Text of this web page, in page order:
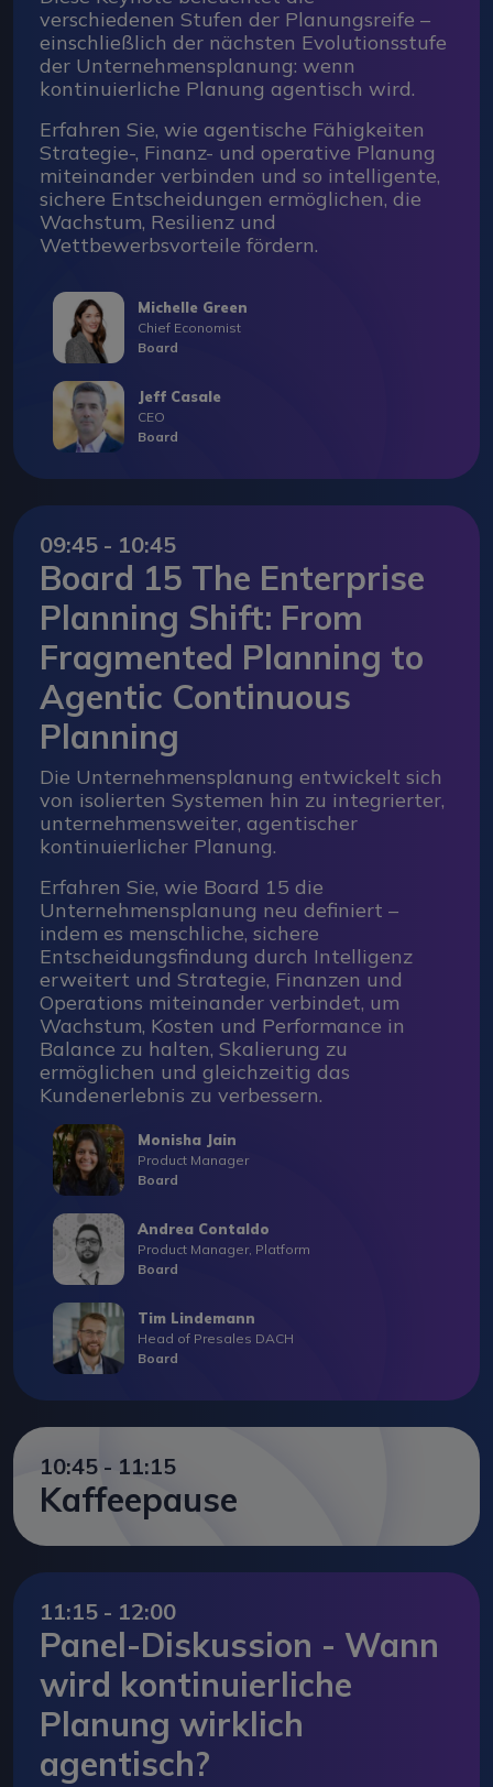
verschiedenen Stufen der Planungsreife –
einschließlich der nächsten Evolutionsstufe
der Unternehmensplanung: wenn
kontinuierliche Planung agentisch wird.
Erfahren Sie, wie agentische Fähigkeiten
Strategie-, Finanz- und operative Planung
miteinander verbinden und so intelligente,
sichere Entscheidungen ermöglichen, die
Wachstum, Resilienz und
Wettbewerbsvorteile fördern.
Michelle Green
Chief Economist
Board
Jeff Casale
CEO
Board
09:45 - 10:45
Board 15 The Enterprise
Planning Shift: From
Fragmented Planning to
Agentic Continuous
Planning
Die Unternehmensplanung entwickelt sich
von isolierten Systemen hin zu integrierter,
unternehmensweiter, agentischer
kontinuierlicher Planung.
Erfahren Sie, wie Board 15 die
Unternehmensplanung neu definiert –
indem es menschliche, sichere
Entscheidungsfindung durch Intelligenz
erweitert und Strategie, Finanzen und
Operations miteinander verbindet, um
Wachstum, Kosten und Performance in
Balance zu halten, Skalierung zu
ermöglichen und gleichzeitig das
Kundenerlebnis zu verbessern.
Monisha Jain
Product Manager
Board
Andrea Contaldo
Product Manager, Platform
Board
Tim Lindemann
Head of Presales DACH
Board
10:45 - 11:15
Kaffeepause
11:15 - 12:00
Panel-Diskussion - Wann
wird kontinuierliche
Planung wirklich
agentisch?